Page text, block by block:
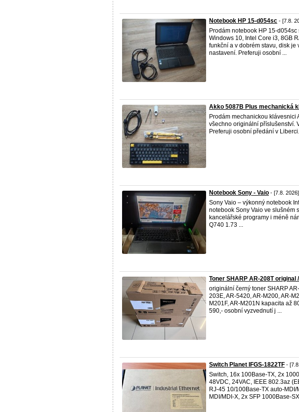
Notebook HP 15-d054sc - [7.8.
Prodám notebook HP 15-
Windows 10, Intel Core i3, 8GB
funkční a v dobrém stavu, disk
nastavení. Preferuji osobní ...
Akko 5087B Plus mechanická
Prodám mechanickou klávesnici
všechno originální příslušenství.
Preferuji osobní předání v Liberci.
Notebook Sony - Vaio - [7.8. 2026]
Sony Vaio – výkonný notebook
notebook Sony Vaio ve slušném
kancelářské programy i méně
Q740 1.73 ...
Toner SHARP AR-208T original
originální černý toner SHARP
203E, AR-5420, AR-M200, AR-
M201F, AR-M201N kapacita až
590,- osobní vyzvednutí j ...
Switch Planet IFGS-1822TF -
Switch, 16x 100Base-TX, 2x
48VDC, 24VAC, IEEE 802.3az
RJ-45 10/100Base-TX auto-
MDI/MDI-X, 2x SFP 1000Base-